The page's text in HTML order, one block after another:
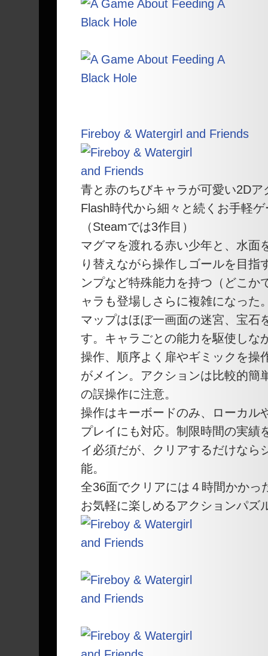
Fireboy & Watergirl and Friends
青と赤のちびキャラが可愛い2Dア
Flash時代から細々と続くお手軽
（Steamでは3作目）
マグマを渡れる赤い少年と、水面
り替えながら操作しゴールを目指
ンプなど特殊能力を持つ（どこか
ャラも登場しさらに複雑になった
マップはほぼ一画面の迷宮、宝石
す。キャラごとの能力を駆使しな
操作、順序よく扉やギミックを操
がメイン。アクションは比較的簡
の誤操作に注意。
操作はキーボードのみ、ローカル
プレイにも対応。制限時間の実績
イ必須だが、クリアするだけなら
能。
全36面でクリアには４時間かかっ
お気軽に楽しめるアクションパズ